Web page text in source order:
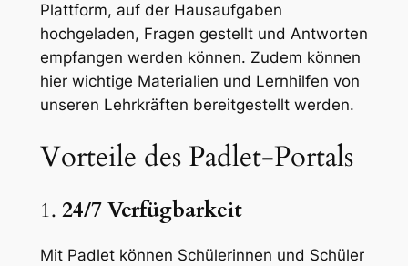
Plattform, auf der Hausaufgaben
hochgeladen, Fragen gestellt und Antworten
empfangen werden können. Zudem können
hier wichtige Materialien und Lernhilfen von
unseren Lehrkräften bereitgestellt werden.
Vorteile des Padlet-Portals
1. 24/7 Verfügbarkeit
Mit Padlet können Schülerinnen und Schüler